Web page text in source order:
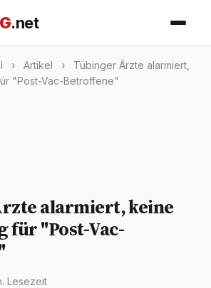
.net
› Artikel ›
Tübinger Ärzte alarmiert,
"Post-Vac-Betroffene"
alarmiert, keine
für "Post-Vac-
Lesezeit